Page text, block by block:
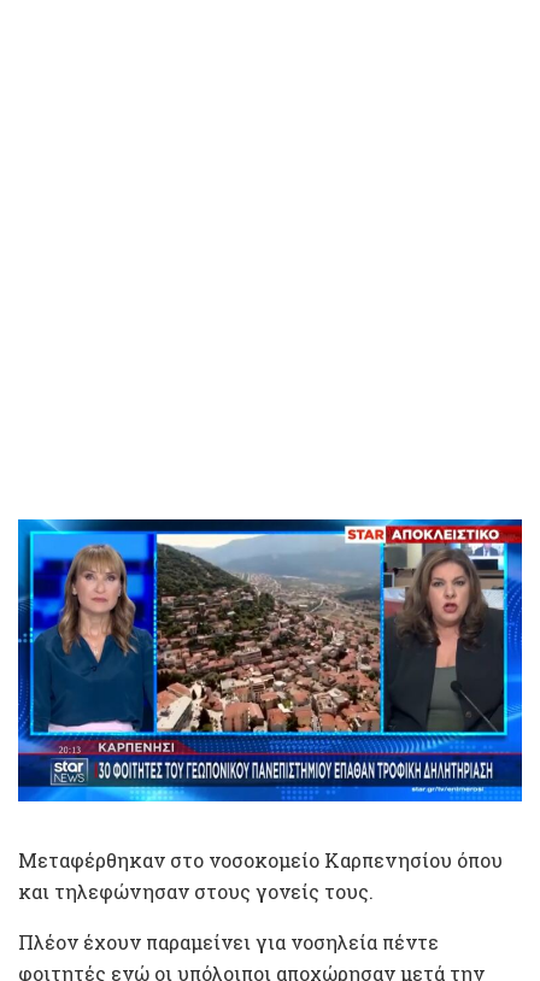
Μεταφέρθηκαν στο νοσοκομείο Καρπενησίου όπου
και τηλεφώνησαν στους γονείς τους.
Πλέον έχουν παραμείνει για νοσηλεία πέντε
φοιτητές ενώ οι υπόλοιποι αποχώρησαν μετά την